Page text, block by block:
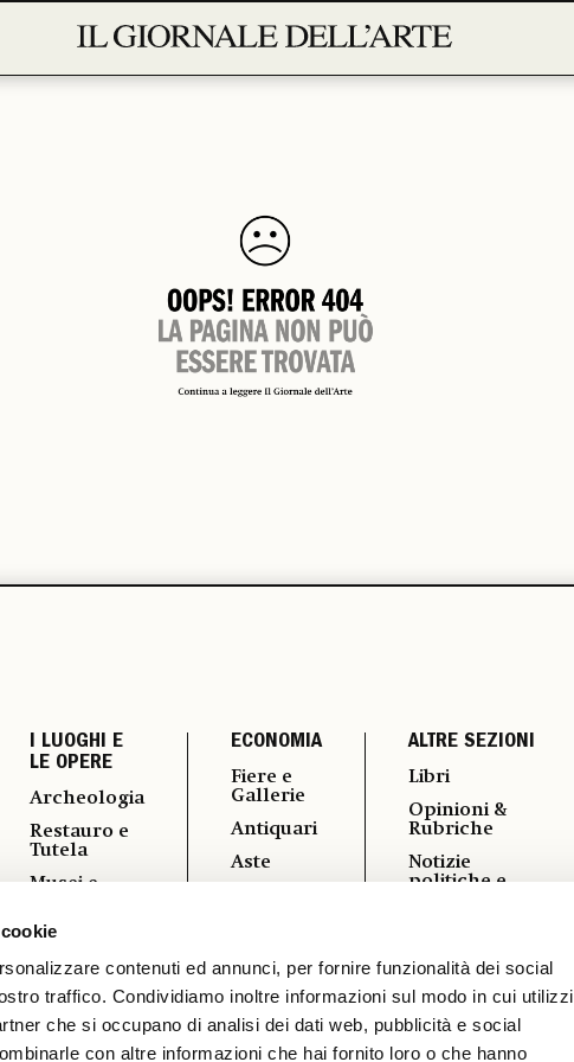
contenuti ed annunci, per fornire funzionalità dei social
traffico. Condividiamo inoltre informazioni sul modo in cui utilizzi
che si occupano di analisi dei dati web, pubblicità e social
con altre informazioni che hai fornito loro o che hanno
I LUOGHI E
LE OPERE
Archeologia
Restauro e
Tutela
Musei e
Turismo
ECONOMIA
Fiere e
Gallerie
Antiquari
Aste
ALTRE SEZIONI
Libri
Opinioni &
Rubriche
Notizie
politiche e
Vedere a
Vernissage